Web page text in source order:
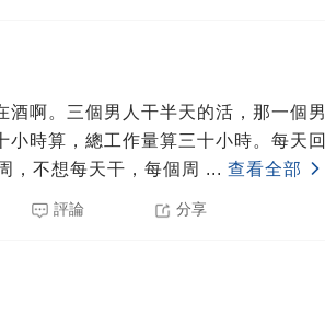
酒啊。三個男人干半天的活，那一個
小時算，總工作量算三十小時。每天
，不想每天干，每個周 ... 查看全部
評論 分享